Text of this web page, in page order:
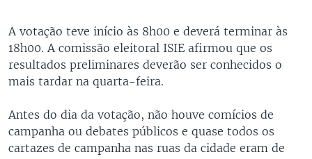
A votação teve início às 8h00 e deverá terminar às
18h00. A comissão eleitoral ISIE afirmou que os
resultados preliminares deverão ser conhecidos o
mais tardar na quarta-feira.
Antes do dia da votação, não houve comícios de
campanha ou debates públicos e quase todos os
cartazes de campanha nas ruas da cidade eram de